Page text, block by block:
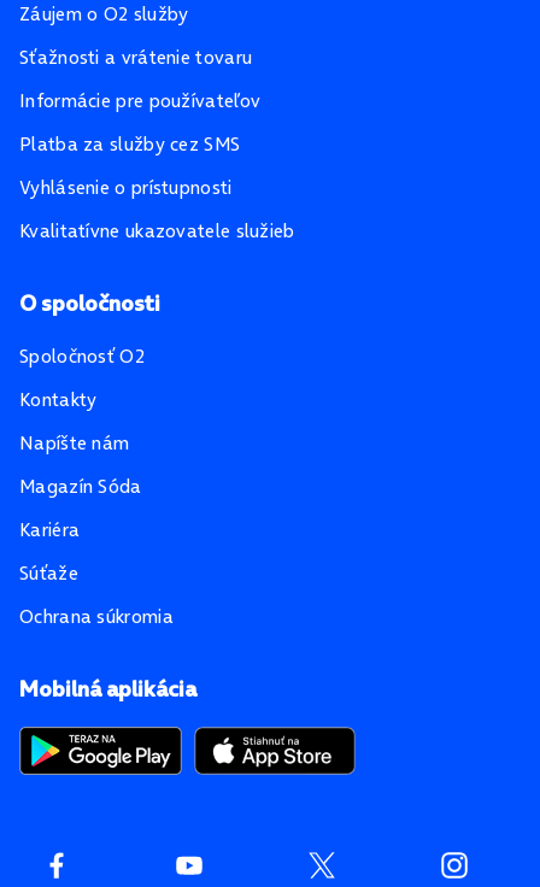
Mobilná aplikácia
Záujem o O2 služby
Sťažnosti a vrátenie tovaru
Informácie pre používateľov
Platba za služby cez SMS
Vyhlásenie o prístupnosti
Kvalitatívne ukazovatele služieb
O spoločnosti
Spoločnosť O2
Kontakty
Napíšte nám
Magazín Sóda
Kariéra
Súťaže
Ochrana súkromia